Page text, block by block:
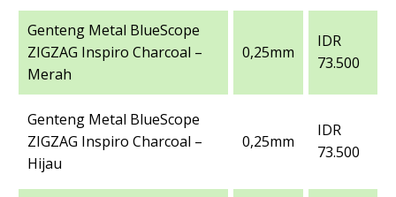
Genteng Metal BlueScope
ZIGZAG Inspiro Charcoal –
Merah
0,25mm
IDR
73.500
Genteng Metal BlueScope
ZIGZAG Inspiro Charcoal –
Hijau
0,25mm
IDR
73.500